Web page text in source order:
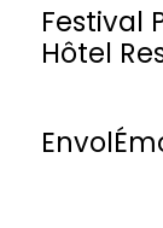
Festival
Hôtel